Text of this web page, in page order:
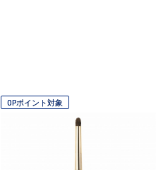
OPポイント対象